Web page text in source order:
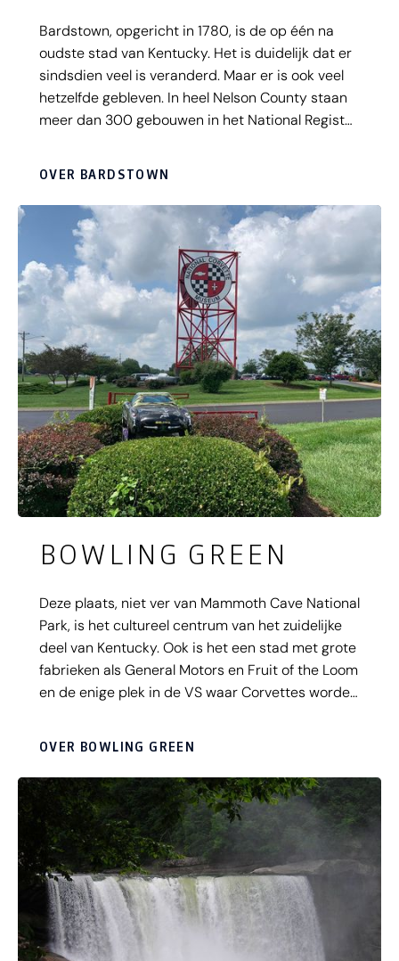
Bardstown, opgericht in 1780, is de op één na
oudste stad van Kentucky. Het is duidelijk dat er
sindsdien veel is veranderd. Maar er is ook veel
hetzelfde gebleven. In heel Nelson County staan
meer dan 300 gebouwen in het National Register
vandaag de dag nog steeds als taverne,
restaurant en bed & breakfast gebruikt.
OVER BARDSTOWN
BOWLING GREEN
Deze plaats, niet ver van Mammoth Cave National
Park, is het cultureel centrum van het zuidelijke
deel van Kentucky. Ook is het een stad met grote
fabrieken als General Motors en Fruit of the Loom
en de enige plek in de VS waar Corvettes worden
OVER BOWLING GREEN